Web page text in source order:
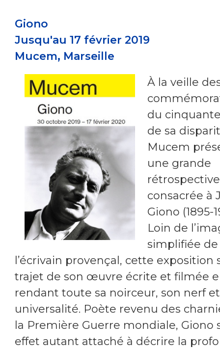
Giono
Jusqu'au 17 février 2019
Mucem, Marseille
À la veille
du
de sa
Mucem
une grande
rétrospective
consacrée à
Giono (1895-
Loin de
simplifiée de
l’écrivain provençal, cette exposition
trajet de son œuvre écrite et filmée
rendant toute sa noirceur, son nerf
universalité. Poète revenu des
la Première Guerre mondiale, Giono
effet autant attaché à décrire la